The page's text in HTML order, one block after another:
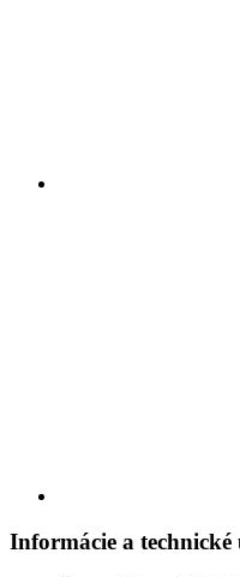
Informácie a